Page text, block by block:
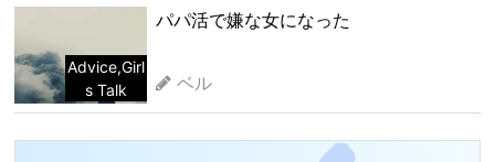
Advice,Girl
s Talk
パパ活で嫌な女になった
ベル